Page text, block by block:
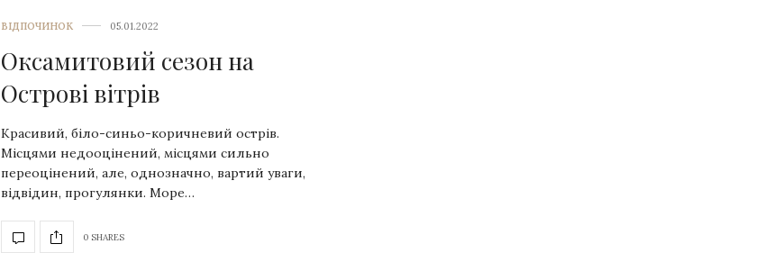
ВІДПОЧИНОК 05.01.2022
Оксамитовий сезон на
Острові вітрів
Красивий, біло-синьо-коричневий острів.
Місцями недооцінений, місцями сильно
переоцінений, але, однозначно, вартий уваги,
відвідин, прогулянки. Море…
0 SHARES